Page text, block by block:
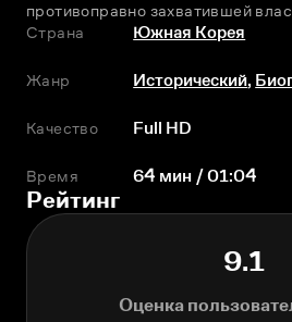
противоправно захватившей
Страна
Южная Корея
Жанр Исторический,
Качество Full HD
Время 64 мин / 01:04
Рейтинг
9.1
Оценка